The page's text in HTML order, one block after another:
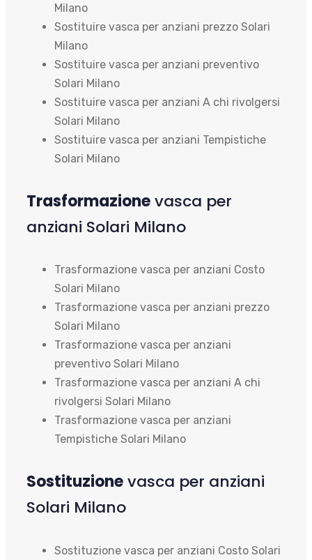
Milano
Sostituire vasca per anziani prezzo Solari
Milano
Sostituire vasca per anziani preventivo
Solari Milano
Sostituire vasca per anziani A chi rivolgersi
Solari Milano
Sostituire vasca per anziani Tempistiche
Solari Milano
Trasformazionevasca per
anziani Solari Milano
Trasformazione vasca per anziani Costo
Solari Milano
Trasformazione vasca per anziani prezzo
Solari Milano
Trasformazione vasca per anziani
preventivo Solari Milano
Trasformazione vasca per anziani A chi
rivolgersi Solari Milano
Trasformazione vasca per anziani
Tempistiche Solari Milano
Sostituzionevasca per anziani
Solari Milano
Sostituzione vasca per anziani Costo Solari